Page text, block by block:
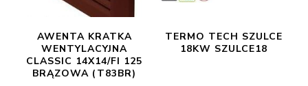
AWENTA KRATKA
WENTYLACYJNA
CLASSIC 14X14/FI 125
BRĄZOWA (T83BR)
TERMO TECH SZULCE
18KW SZULCE18